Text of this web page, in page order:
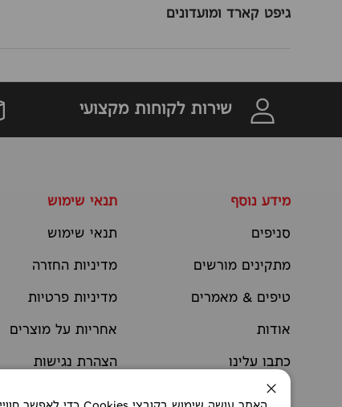
גיפט קארד ומועדונים
שירות לקוחות מקצועי
מידע נוסף
סניפים
מתקינים מורשים
טיפים & מאמרים
אודות
כתבו עלינו
יצירת קשר
תנאי שימוש
תנאי שימוש
מדיניות החזרה
מדיניות פרטיות
אחריות על מוצרים
הצהרת נגישות